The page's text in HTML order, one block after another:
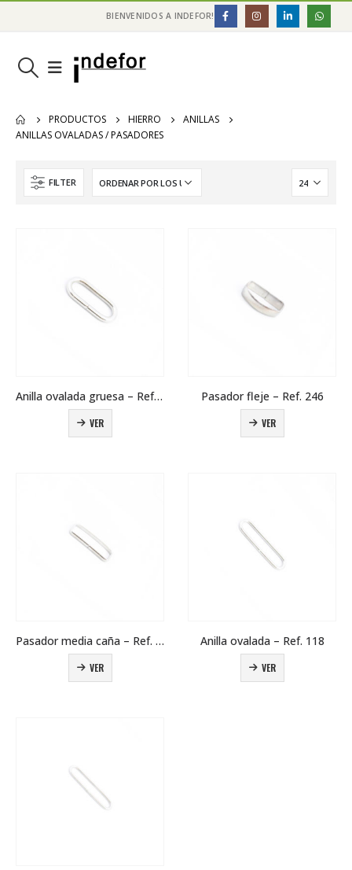
BIENVENIDOS A INDEFOR!
PRODUCTOS HIERRO
ANILLAS
ANILLAS OVALADAS / PASADORES
FILTER
Anilla ovalada gruesa – Ref. 5120
VER
Pasador fleje – Ref. 246
VER
Pasador media caña – Ref. 245
VER
Anilla ovalada – Ref. 118
VER